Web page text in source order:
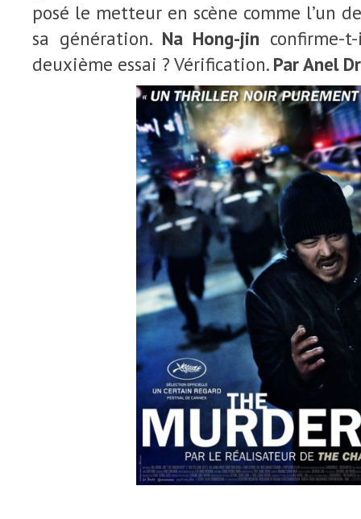
posé le metteur en scène comme l’un
sa génération. Na Hong-jin confirme-
deuxième essai ? Vérification. Par Anel